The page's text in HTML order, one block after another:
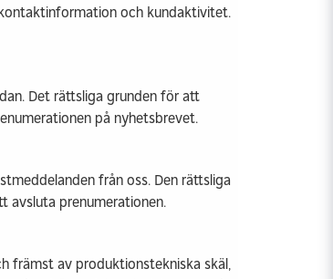
och kundaktivitet.
Det rättsliga grunden för att
på nyhetsbrevet.
från oss. Den rättsliga
avsluta prenumerationen.
främst av produktionstekniska skäl,